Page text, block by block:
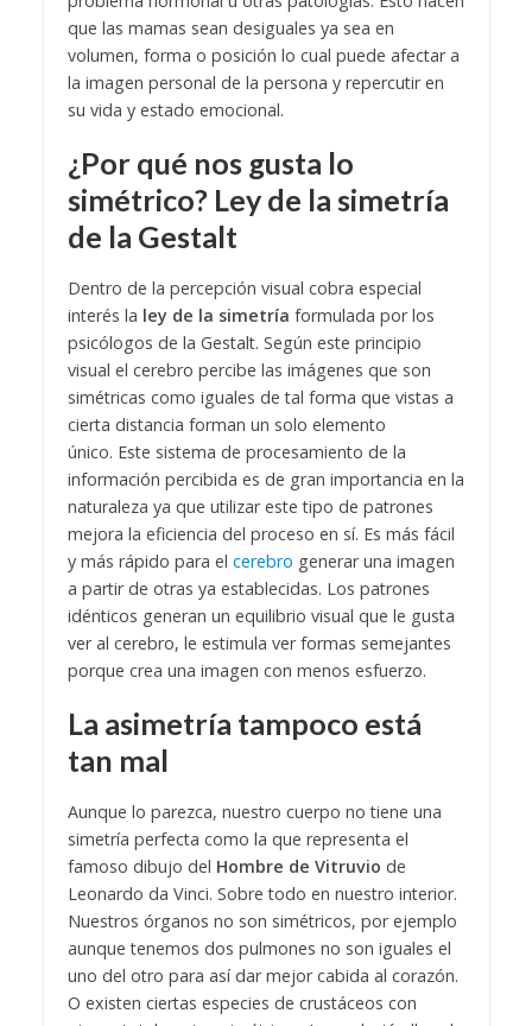
que las mamas sean desiguales ya sea en
volumen, forma o posición lo cual puede afectar a
la imagen personal de la persona y repercutir en
su vida y estado emocional.
¿Por qué nos gusta lo
simétrico? Ley de la simetría
de la Gestalt
Dentro de la percepción visual cobra especial
interés la ley de la simetría formulada por los
psicólogos de la Gestalt. Según este principio
visual el cerebro percibe las imágenes que son
simétricas como iguales de tal forma que vistas a
cierta distancia forman un solo elemento
único. Este sistema de procesamiento de la
información percibida es de gran importancia en la
naturaleza ya que utilizar este tipo de patrones
mejora la eficiencia del proceso en sí. Es más fácil
y más rápido para el cerebro generar una imagen
a partir de otras ya establecidas. Los patrones
idénticos generan un equilibrio visual que le gusta
ver al cerebro, le estimula ver formas semejantes
porque crea una imagen con menos esfuerzo.
La asimetría tampoco está
tan mal
Aunque lo parezca, nuestro cuerpo no tiene una
simetría perfecta como la que representa el
famoso dibujo del Hombre de Vitruvio de
Leonardo da Vinci. Sobre todo en nuestro interior.
Nuestros órganos no son simétricos, por ejemplo
aunque tenemos dos pulmones no son iguales el
uno del otro para así dar mejor cabida al corazón.
O existen ciertas especies de crustáceos con